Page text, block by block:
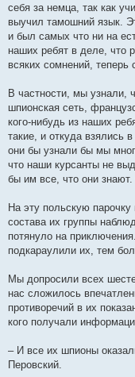
себя за немца, так как
выучил тамошний язык.
и был самых что ни на
наших ребят в деле, что
всяких сомнений, теперь
В частности, мы узнали,
шпионская сеть,
кого-нибудь из наших
такие, и откуда взялись
они бы узнали бы мы
что наши курсанты не
бы им все, что они
На эту польскую
состава их группы
потянуло на
подкараулили их, тем
Мы допросили всех
нас сложилось
противоречий в их
кого получали
– И все их шпионы
Перовский.